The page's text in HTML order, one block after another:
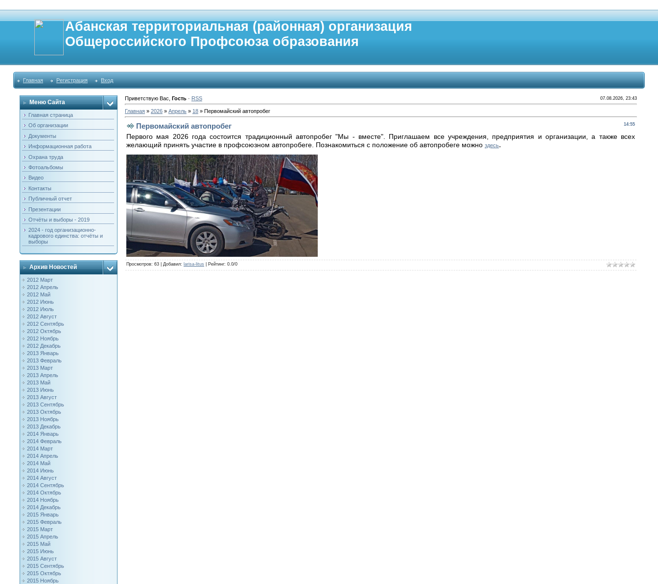
Абанская территориальная (районная) организация
Общероссийского Профсоюза образования
Главная Регистрация Вход
Меню Сайта
Главная страница
Об организации
Документы
Информационная работа
Охрана труда
Фотоальбомы
Видео
Контакты
Публичный отчет
Презентации
Отчёты и выборы - 2019
2024 - год организационно-
кадрового единства: отчёты и
выборы
Архив Новостей
2012 Март
2012 Апрель
2012 Май
2012 Июнь
2012 Июль
2012 Август
2012 Сентябрь
2012 Октябрь
2012 Ноябрь
2012 Декабрь
2013 Январь
2013 Февраль
2013 Март
2013 Апрель
2013 Май
2013 Июнь
2013 Август
2013 Сентябрь
2013 Октябрь
2013 Ноябрь
2013 Декабрь
2014 Январь
2014 Февраль
2014 Март
2014 Апрель
2014 Май
2014 Июнь
2014 Август
2014 Сентябрь
2014 Октябрь
2014 Ноябрь
2014 Декабрь
2015 Январь
2015 Февраль
2015 Март
2015 Апрель
2015 Май
2015 Июнь
2015 Август
2015 Сентябрь
2015 Октябрь
2015 Ноябрь
Приветствую Вас Гость· RSS 07.08.2026, 23:43
Главная» 2026 » Апрель » 18» Первомайский автопробег
14:55
Первомайский автопробег
Первого мая 2026 года состоится традиционный автопробег "Мы - вместе". Приглашаем все учреждения, предприятия и организации, а также всех
желающий принять участие в профсоюзном автопробеге. Познакомиться с положение об автопробеге можно здесь.
Просмотров: 63 | Добавил: larisa-litus Рейтинг: 0.0/0